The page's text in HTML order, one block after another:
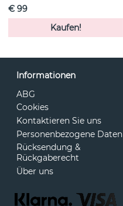
€ 99
Kaufen!
Informationen
ABG
Cookies
Kontaktieren Sie uns
Personenbezogene Daten
Rücksendung &
Rückgaberecht
Über uns